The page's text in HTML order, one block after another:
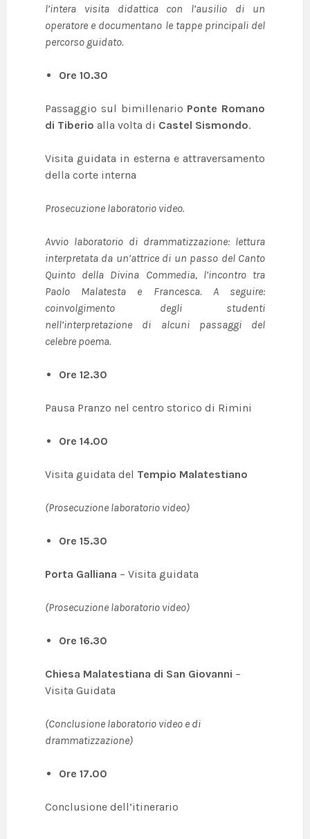
l’intera visita didattica con l’ausilio di un
operatore e documentano le tappe principali del
percorso guidato.
Ore 10.30
Passaggio sul bimillenario Ponte Romano
di Tiberio alla volta di Castel Sismondo.
Visita guidata in esterna e attraversamento
della corte interna
Prosecuzione laboratorio video.
Avvio laboratorio di drammatizzazione: lettura
interpretata da un’attrice di un passo del Canto
Quinto della Divina Commedia, l’incontro tra
Paolo Malatesta e Francesca. A seguire:
coinvolgimento degli studenti
nell’interpretazione di alcuni passaggi del
celebre poema.
Ore 12.30
Pausa Pranzo nel centro storico di Rimini
Ore 14.00
Visita guidata del Tempio Malatestiano
(Prosecuzione laboratorio video)
Ore 15.30
Porta Galliana – Visita guidata
(Prosecuzione laboratorio video)
Ore 16.30
Chiesa Malatestiana di San Giovanni –
Visita Guidata
(Conclusione laboratorio video e di
drammatizzazione)
Ore 17.00
Conclusione dell’itinerario